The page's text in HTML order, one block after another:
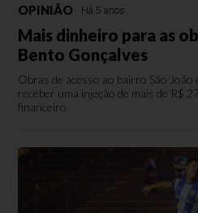
OPINIÃO Há 5 anos
Mais dinheiro para as
Bento Gonçalves
Obras de acesso ao bairro São
receber uma injeção de mais de R$
financeiro